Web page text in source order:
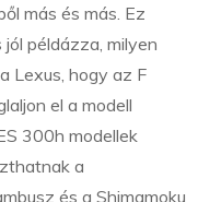
más és más. Ez
példázza, milyen
Lexus, hogy az F
el a modell
300h modellek
a
és a Shimamoku